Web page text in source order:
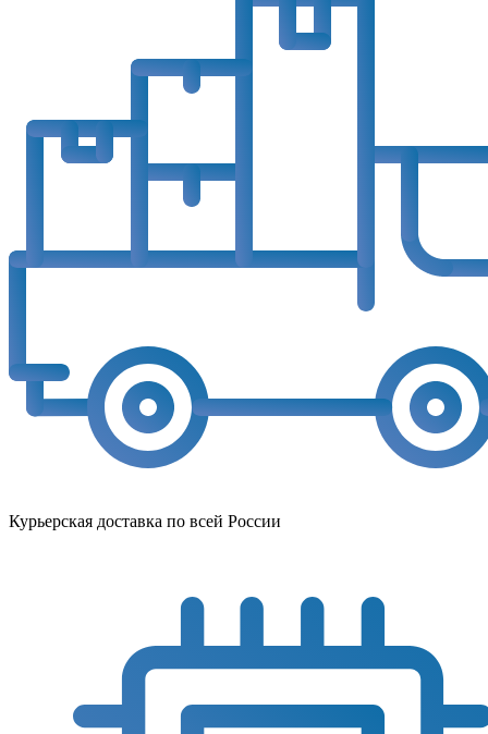
Курьерская доставка по всей России